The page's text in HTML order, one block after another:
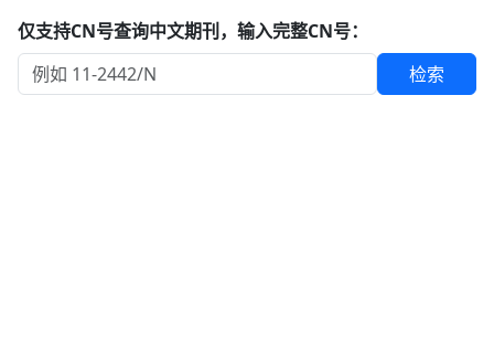
仅支持CN号查询中文期刊，输入完整CN号：
检索